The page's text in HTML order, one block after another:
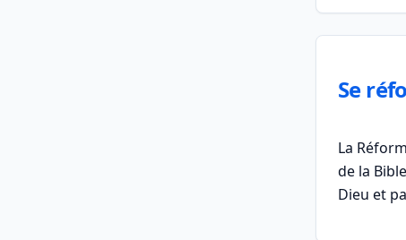
Se
La
de la
Dieu et